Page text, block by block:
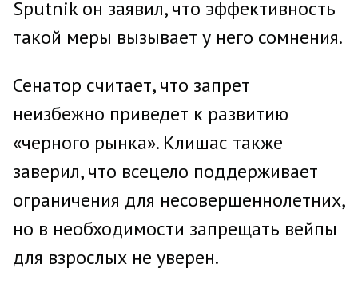
Sputnik он заявил, что эффективность
такой меры вызывает у него сомнения.
Сенатор считает, что запрет
неизбежно приведет к развитию
«черного рынка». Клишас также
заверил, что всецело поддерживает
ограничения для несовершеннолетних,
но в необходимости запрещать вейпы
для взрослых не уверен.